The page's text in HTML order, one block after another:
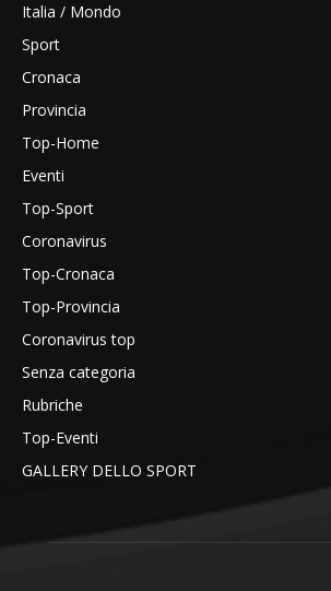
Italia / Mondo
Sport
Cronaca
Provincia
Top-Home
Eventi
Top-Sport
Coronavirus
Top-Cronaca
Top-Provincia
Coronavirus top
Senza categoria
Rubriche
Top-Eventi
GALLERY DELLO SPORT